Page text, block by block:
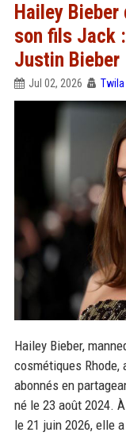
Hailey
son fils Jack
Justin Bieber
Jul 02, 2026
Hailey Bieber,
cosmétiques
abonnés en
né le 23 août 2024.
le 21 juin 2026, elle